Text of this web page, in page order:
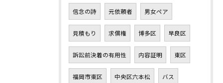
信念の詩 元依頼者 男女ペア
見積もり 求償権 博多区 早良区
訴訟前決着の有用性 内容証明 東区
福岡市東区 中央区六本松 バス